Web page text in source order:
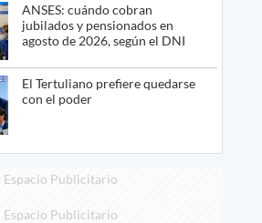
ANSES: cuándo cobran
jubilados y pensionados en
agosto de 2026, según el DNI
El Tertuliano prefiere quedarse
con el poder
Espacio Publicitario
Espacio Publicitario